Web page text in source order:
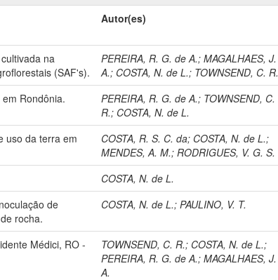
Autor(es)
na
(SAF's).
PEREIRA, R. G. de A.;MAGALHAES, J.
A.; COSTA, N. de L.; TOWNSEND, C. R.
Rondônia. PEREIRA, R. G. de A.; TOWNSEND, C.
R.; COSTA, N. de L.
uso da terra em
COSTA, R. S. C. da; COSTA, N. de L.;
MENDES, A. M.; RODRIGUES, V. G. S.
COSTA, N. de L.
de
rocha.
COSTA, N. de L.;PAULINO, V. T.
Médici, RO -
TOWNSEND, C. R.; COSTA, N. de L.;
PEREIRA, R. G. de A.;MAGALHAES, J.
A.